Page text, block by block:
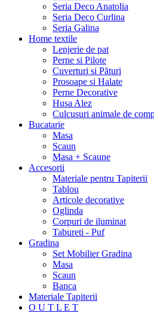
Seria Deco Anatolia
Seria Deco Curlina
Seria Galina
Home textile
Lenjerie de pat
Perne si Pilote
Cuverturi si Pături
Prosoape si Halate
Perne Decorative
Husa Alez
Culcusuri animale de
Bucatarie
Masa
Scaun
Masa + Scaune
Accesorii
Materiale pentru Tapiterii
Tablou
Articole decorative
Oglinda
Corpuri de iluminat
Tabureti - Puf
Gradina
Set Mobilier Gradina
Masa
Scaun
Banca
Materiale Tapiterii
O U T L E T